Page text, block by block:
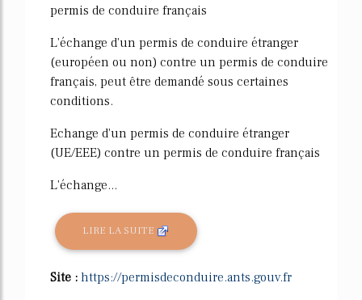
permis de conduire français
L'échange d'un permis de conduire étranger
(européen ou non) contre un permis de conduire
français, peut être demandé sous certaines
conditions.
Echange d'un permis de conduire étranger
(UE/EEE) contre un permis de conduire français
L'échange...
LIRE LA SUITE
Site : https://permisdeconduire.ants.gouv.fr